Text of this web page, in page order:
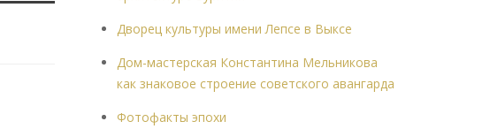
Дворец культуры имени Лепсе в Выксе
Дом-мастерская Константина Мельникова
как знаковое строение советского авангарда
Фотофакты эпохи